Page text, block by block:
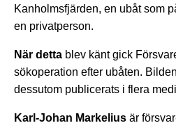
Kanholmsfjärden, en ubåt som
en privatperson.
När detta blev känt gick
sökoperation efter ubåten.
dessutom publicerats i flera
Karl-Johan Markelius är